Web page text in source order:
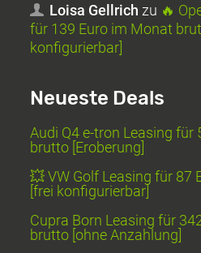
Loisa Gellrich zu 🔥
für 139 Euro im Monat
konfigurierbar]
Neueste Deals
Audi Q4 e-tron Leasing für
brutto [Eroberung]
💥 VW Golf Leasing für 87
[frei konfigurierbar]
Cupra Born Leasing für
brutto [ohne Anzahlung]